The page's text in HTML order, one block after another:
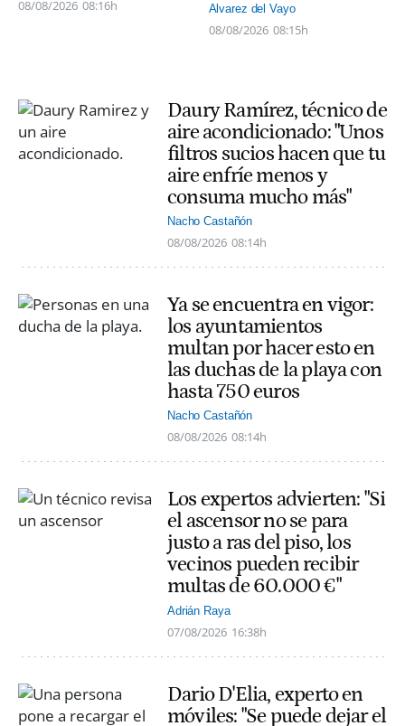
08/08/2026 08:16h Alvarez del Vayo
08/08/2026 08:15h
Daury Ramírez, técnico de
aire acondicionado: "Unos
filtros sucios hacen que tu
aire enfríe menos y
consuma mucho más"
Nacho Castañón
08/08/2026 08:14h
Ya se encuentra en vigor:
los ayuntamientos
multan por hacer esto en
las duchas de la playa con
hasta 750 euros
Nacho Castañón
08/08/2026 08:14h
Los expertos advierten: "Si
el ascensor no se para
justo a ras del piso, los
vecinos pueden recibir
multas de 60.000 €"
Adrián Raya
07/08/2026 16:38h
Dario D'Elia, experto en
móviles: "Se puede dejar el